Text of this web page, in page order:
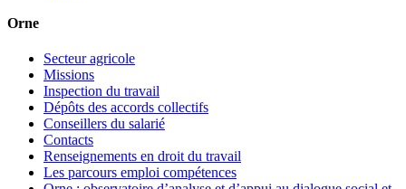
Orne
Secteur agricole
Missions
Inspection du travail
Dépôts des accords collectifs
Conseillers du salarié
Contacts
Renseignements en droit du travail
Les parcours emploi compétences